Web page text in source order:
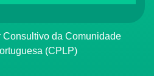
(CPLP)